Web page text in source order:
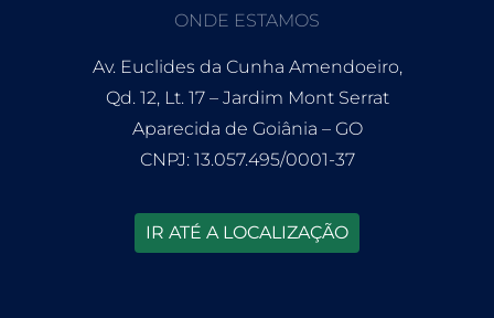
ONDE ESTAMOS
Av. Euclides da Cunha Amendoeiro,
Qd. 12, Lt. 17 – Jardim Mont Serrat
Aparecida de Goiânia – GO
CNPJ: 13.057.495/0001-37
IR ATÉ A LOCALIZAÇÃO